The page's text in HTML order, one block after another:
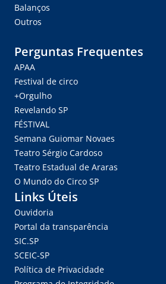
Balanços
Outros
Perguntas Frequentes
APAA
Festival de circo
+Orgulho
Revelando SP
FÉSTIVAL
Semana Guiomar Novaes
Teatro Sérgio Cardoso
Teatro Estadual de Araras
O Mundo do Circo SP
Links Úteis
Ouvidoria
Portal da transparência
SIC.SP
SCEIC-SP
Política de Privacidade